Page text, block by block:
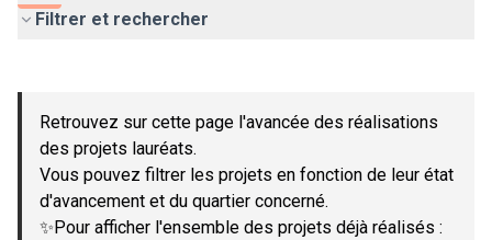
Filtrer et rechercher
−
Retrouvez sur cette page l'avancée des réalisations
des projets lauréats.
Vous pouvez filtrer les projets en fonction de leur état
d'avancement et du quartier concerné.
✨Pour afficher l'ensemble des projets déjà réalisés :